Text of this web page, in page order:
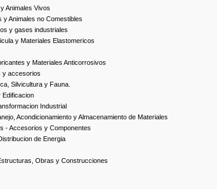
Animales Vivos
y Animales no Comestibles
y gases industriales
y Materiales Elastomericos
y Materiales Anticorrosivos
y accesorios
Silvicultura y Fauna.
Edificacion
Industrial
Acondicionamiento y Almacenamiento de Materiales
- Accesorios y Componentes
de Energia
Obras y Construcciones